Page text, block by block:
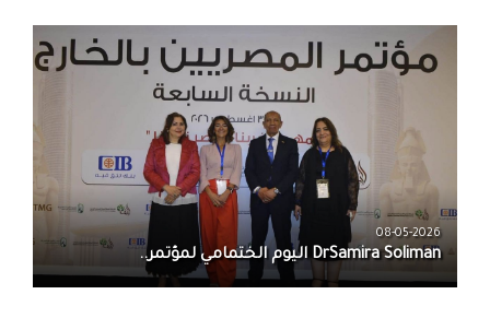
08-05-2026
DrSamira Soliman اليوم الختمامي لمؤتمر..